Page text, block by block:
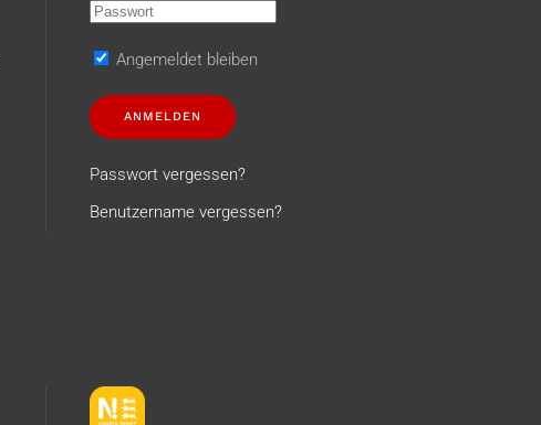
Angemeldet bleiben
ANMELDEN
Passwort vergessen?
Benutzername vergessen?